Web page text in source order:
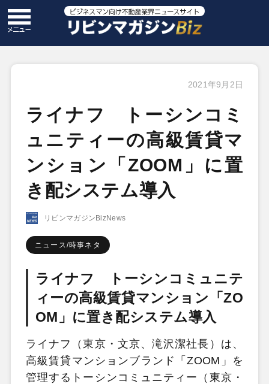
2021年9月2日
ライナフ トーシンコミ
ュニティーの高級賃貸マ
ンション「ZOOM」に置
き配システム導入
リビンマガジンBizNews
ニュース/時事ネタ
ライナフ トーシンコミュニテ
ィーの高級賃貸マンション「ZO
OM」に置き配システム導入
ライナフ（東京・文京、滝沢潔社長）は、
高級賃貸マンションブランド「ZOOM」を
管理するトーシンコミュニティー（東京・